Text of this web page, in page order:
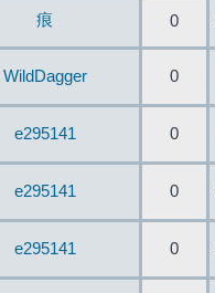
痕 0
WildDagger 0
e295141 0
e295141 0
e295141 0